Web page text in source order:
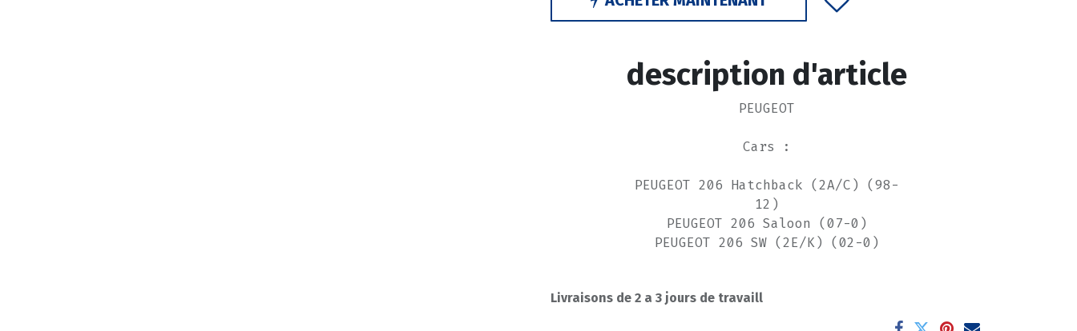
description d'article
PEUGEOT
Cars :
PEUGEOT 206 Hatchback (2A/C) (98-
12)
PEUGEOT 206 Saloon (07-0)
PEUGEOT 206 SW (2E/K) (02-0)
------------
Livraisons de 2 a 3 jours de travaill